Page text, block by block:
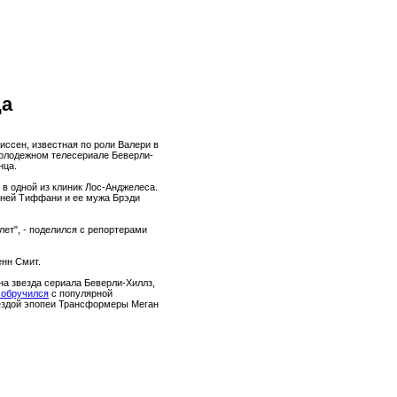
известная по роли Валери в
телесериале Беверли-
одной из клиник Лос-Анджелеса.
Тиффани и ее мужа Брэди
- поделился с репортерами
Смит.
звезда сериала Беверли-Хиллз,
с популярной
эпопеи Трансформеры Меган